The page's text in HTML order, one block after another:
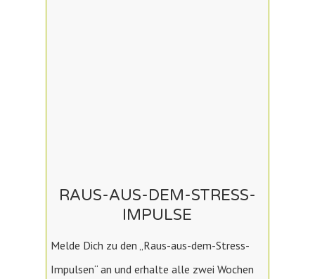
RAUS-AUS-DEM-STRESS-
IMPULSE
Melde Dich zu den „Raus-aus-dem-Stress-
Impulsen“ an und erhalte alle zwei Wochen